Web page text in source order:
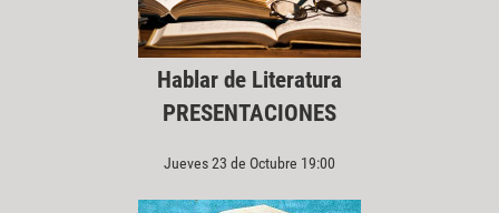
Hablar de Literatura
PRESENTACIONES
Jueves 23 de Octubre 19:00